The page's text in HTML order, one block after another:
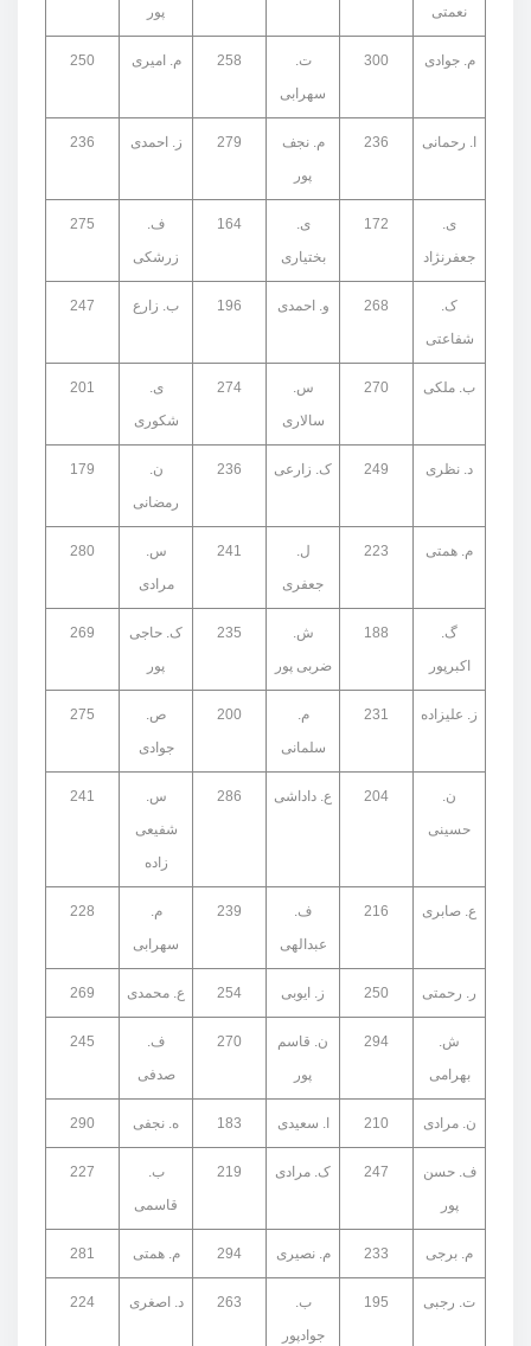
نعمتی
پور
م. جوادی 300
ت.
سهرابی
258 م. امیری 250
ا. رحمانی 236
م. نجف
پور
279 ز. احمدی 236
ی.
جعفرنژاد
172
ی.
بختیاری
164
ف.
زرشکی
275
ک.
شفاعتی
268 و. احمدی 196 ب. زارع 247
ب. ملکی 270
س.
سالاری
274
ی.
شکوری
201
د. نظری 249 ک. زارعی 236
ن.
رمضانی
179
م. همتی 223
ل.
جعفری
241
س.
مرادی
280
گ.
اکبرپور
188
ش.
ضربی پور
235
ک. حاجی
پور
269
ز. علیزاده 231
م.
سلمانی
200
ص.
جوادی
275
ن.
حسینی
204 ع. داداشی 286
س.
شفیعی
زاده
241
ع. صابری 216
ف.
عبدالهی
239
م.
سهرابی
228
ر. رحمتی 250 ز. ایوبی 254 ع. محمدی 269
ش.
بهرامی
294
ن. قاسم
پور
270
ف.
صدفی
245
ن. مرادی 210 ا. سعیدی 183 ه. نجفی 290
ف. حسن
پور
247 ک. مرادی 219
ب.
قاسمی
227
م. برجی 233 م. نصیری 294 م. همتی 281
ت. رجبی 195
ب.
جوادپور
263 د. اصغری 224